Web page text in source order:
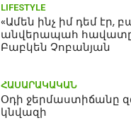
LIFESTYLE
«Ամեն ինչ իմ դեմ էր,
անվերապահ հավատը
Բաբկեն Չոբանյան
ՀԱՍԱՐԱԿԱԿԱՆ
Օդի ջերմաստիճանը
կնվազի